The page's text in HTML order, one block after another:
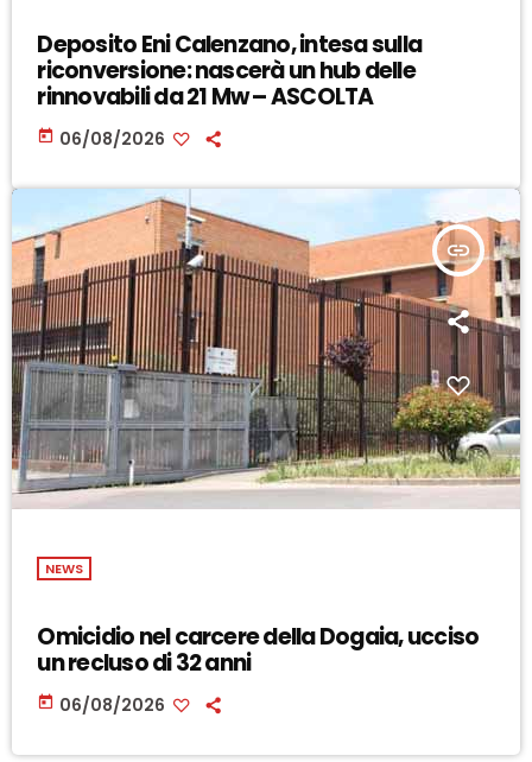
Deposito Eni Calenzano, intesa sulla
riconversione: nascerà un hub delle
rinnovabili da 21 Mw – ASCOLTA
today 06/08/2026
insert_link
NEWS
Omicidio nel carcere della Dogaia, ucciso
un recluso di 32 anni
today 06/08/2026